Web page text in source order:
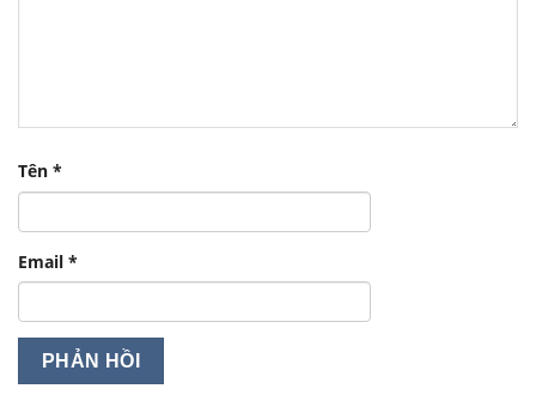
Tên *
Email *